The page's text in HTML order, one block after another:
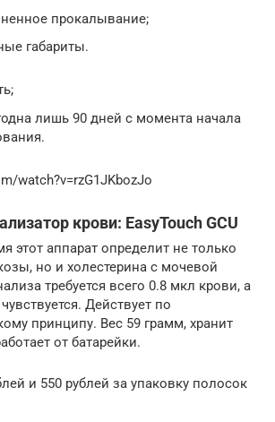
прокалывание;
габариты.
лишь 90 дней с момента начала
watch?v=rzG1JKbozJo
крови: EasyTouch GCU
этот аппарат определит не только
но и холестерина с мочевой
требуется всего 0.8 мкл крови, а
Действует по
принципу. Вес 59 грамм, хранит
от батарейки.
и 550 рублей за упаковку полосок